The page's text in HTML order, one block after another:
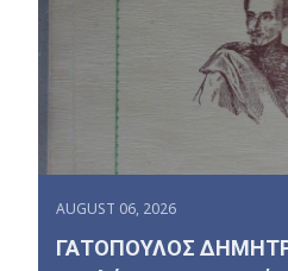
AUGUST 06, 2026
ΓΑΤΟΠΟΥΛΟΣ